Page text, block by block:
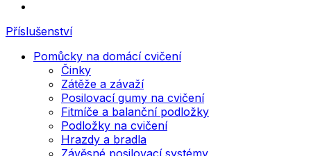
Příslušenství
Pomůcky na domácí cvičení
Činky
Zátěže a závaží
Posilovací gumy na cvičení
Fitmíče a balanční podložky
Podložky na cvičení
Hrazdy a bradla
Závěsné posilovací systémy